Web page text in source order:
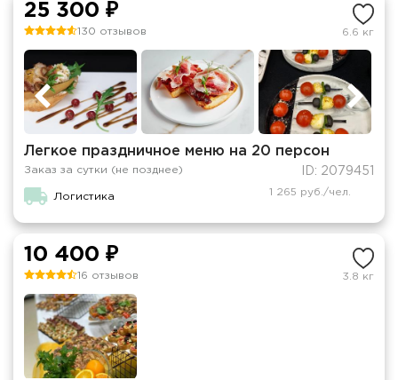
25 300 ₽
130 отзывов 6.6 кг
Легкое праздничное меню на 20 персон
Заказ за сутки (не позднее) ID: 2079451
Логистика 1 265 руб./чел.
10 400 ₽
16 отзывов 3.8 кг